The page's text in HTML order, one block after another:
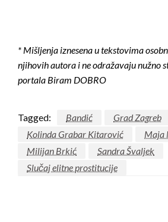
* Mišljenja iznesena u tekstovima
njihovih autora i ne odražavaju nužno
portala Biram DOBRO
Tagged: Bandić Grad Zagreb
Kolinda Grabar Kitarović
Maja
Milijan Brkić
Sandra Švaljek
Slučaj elitne prostitucije